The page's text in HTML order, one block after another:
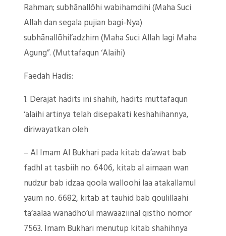
Rahman; subhãnallôhi wabihamdihi (Maha Suci
Allah dan segala pujian bagi-Nya)
subhãnallõhil’adzhim (Maha Suci Allah lagi Maha
Agung”. (Muttafaqun ‘Alaihi)
Faedah Hadis:
1. Derajat hadits ini shahih, hadits muttafaqun
‘alaihi artinya telah disepakati keshahihannya,
diriwayatkan oleh
– Al Imam Al Bukhari pada kitab da’awat bab
fadhl at tasbiih no. 6406, kitab al aimaan wan
nudzur bab idzaa qoola walloohi laa atakallamul
yaum no. 6682, kitab at tauhid bab qoulillaahi
ta’aalaa wanadho’ul mawaaziinal qistho nomor
7563. Imam Bukhari menutup kitab shahihnya